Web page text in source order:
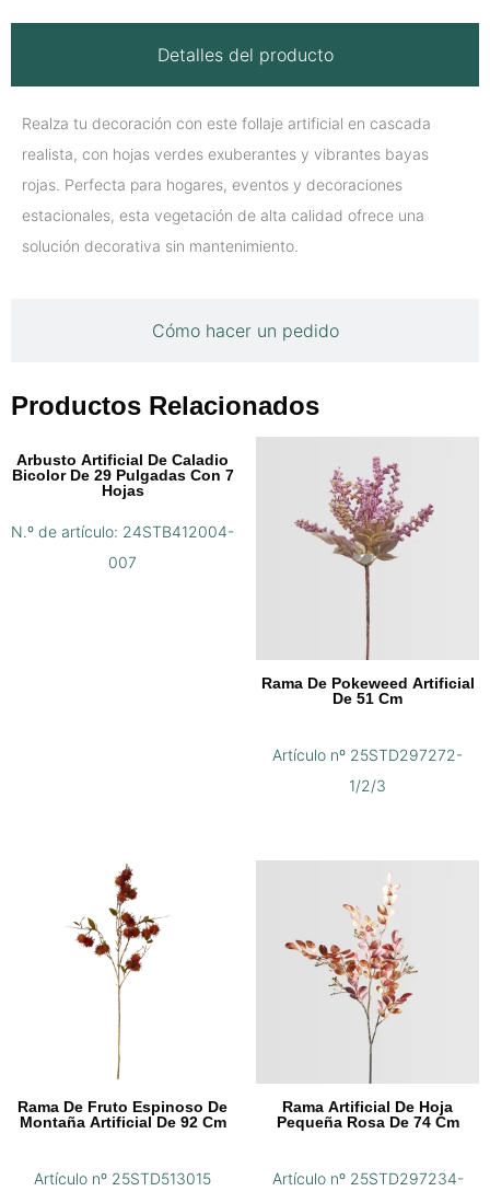
Detalles del producto
Cómo hacer un pedido
Realza tu decoración con este follaje artificial en cascada
realista, con hojas verdes exuberantes y vibrantes bayas
rojas. Perfecta para hogares, eventos y decoraciones
estacionales, esta vegetación de alta calidad ofrece una
solución decorativa sin mantenimiento.
Productos Relacionados
Arbusto Artificial De Caladio
Bicolor De 29 Pulgadas Con 7
Hojas
N.º de artículo: 24STB412004-
007
Rama De Pokeweed Artificial
De 51 Cm
Artículo nº 25STD297272-
1/2/3
Rama De Fruto Espinoso De
Montaña Artificial De 92 Cm
Artículo nº 25STD513015
Rama Artificial De Hoja
Pequeña Rosa De 74 Cm
Artículo nº 25STD297234-